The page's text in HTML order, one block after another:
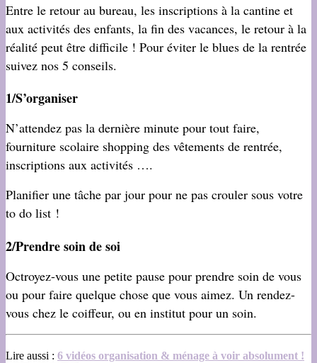
Entre le retour au bureau, les inscriptions à la cantine et
aux activités des enfants, la fin des vacances, le retour à la
réalité peut être difficile ! Pour éviter le blues de la rentrée
suivez nos 5 conseils.
1/S’organiser
N’attendez pas la dernière minute pour tout faire,
fourniture scolaire shopping des vêtements de rentrée,
inscriptions aux activités ….
Planifier une tâche par jour pour ne pas crouler sous votre
to do list !
2/Prendre soin de soi
Octroyez-vous une petite pause pour prendre soin de vous
ou pour faire quelque chose que vous aimez. Un rendez-
vous chez le coiffeur, ou en institut pour un soin.
Lire aussi : 6 vidéos organisation & ménage à voir absolument !